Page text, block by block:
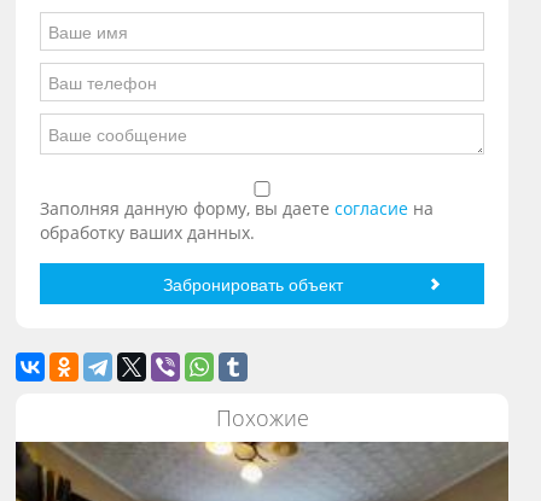
Заполняя данную форму, вы даетесогласие на
обработку ваших данных.
Похожие